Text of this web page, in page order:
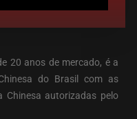
20 anos de mercado, é a
do Brasil com as
Chinesa autorizadas pelo